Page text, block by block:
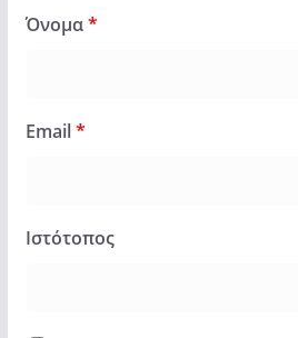
Όνομα*
Email*
Ιστότοπος